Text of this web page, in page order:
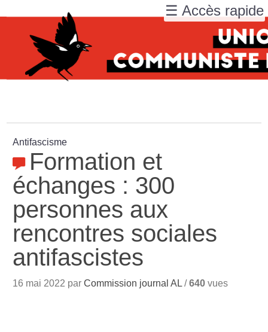
Antifascisme
Formation et
échanges : 300
personnes aux
rencontres sociales
antifascistes
16 mai 2022 parCommission journal AL /640 vues
☰ Accès rapide